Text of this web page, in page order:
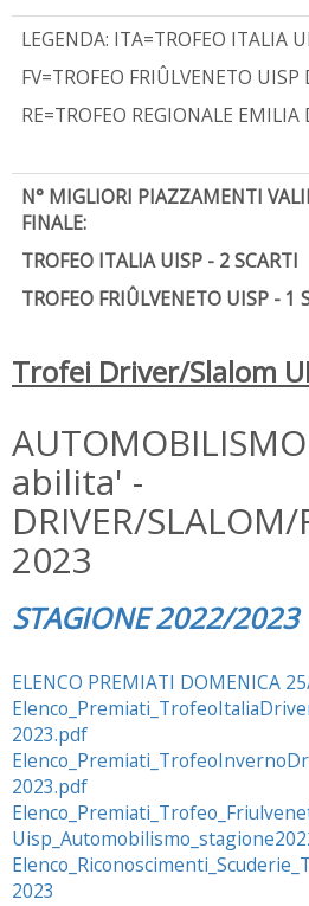
LEGENDA: ITA=TROFEO ITALIA
FV=TROFEO FRIÛLVENETO
RE=TROFEO REGIONALE
N° MIGLIORI PIAZZAMENTI
FINALE:
TROFEO ITALIA UISP - 2 SCARTI
TROFEO FRIÛLVENETO UISP - 1
Trofei Driver/Slalom
abilita' -
DRIVER/
2023
STAGIONE 2022/2023
ELENCO PREMIATI DOMENICA
2023.pdf
2023.pdf
2023